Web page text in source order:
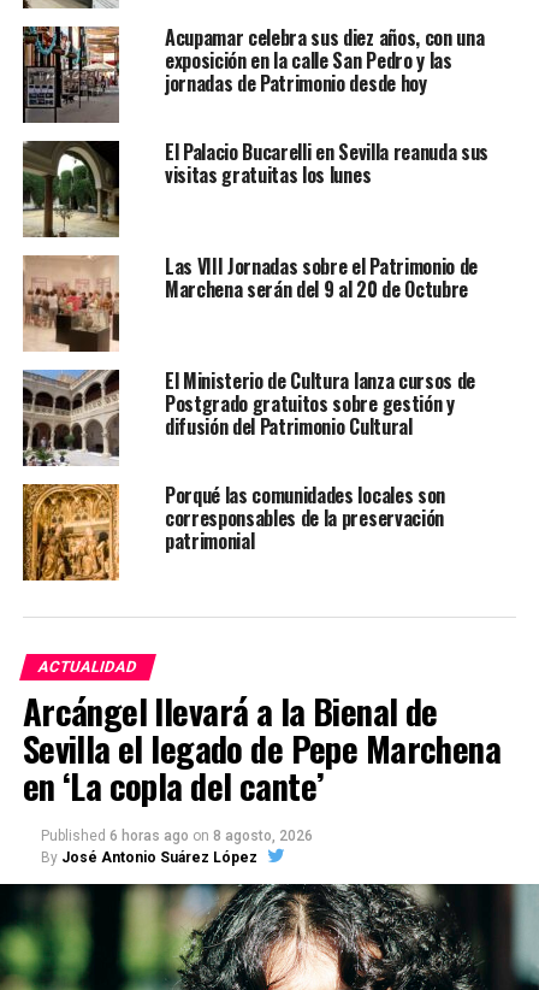
Acupamar celebra sus diez años, con una
exposición en la calle San Pedro y las
jornadas de Patrimonio desde hoy
El Palacio Bucarelli en Sevilla reanuda sus
visitas gratuitas los lunes
Las VIII Jornadas sobre el Patrimonio de
Marchena serán del 9 al 20 de Octubre
El Ministerio de Cultura lanza cursos de
Postgrado gratuitos sobre gestión y
difusión del Patrimonio Cultural
Porqué las comunidades locales son
corresponsables de la preservación
patrimonial
ACTUALIDAD
Arcángel llevará a la Bienal de
Sevilla el legado de Pepe Marchena
en ‘La copla del cante’
Published 6 horas ago on 8 agosto, 2026
By José Antonio Suárez López